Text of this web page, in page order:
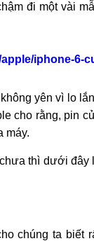
đi một vài
iphone-6-
yên vì lo
cho rằng, pin
máy.
thì dưới đây
chúng ta biết